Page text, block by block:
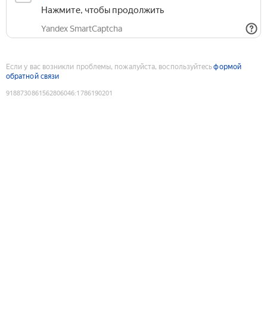
Нажмите, чтобы продолжить
Yandex SmartCaptcha
Если у вас возникли проблемы, пожалуйста, воспользуйтесьформой
обратной связи
9188730861562806046:1786190201